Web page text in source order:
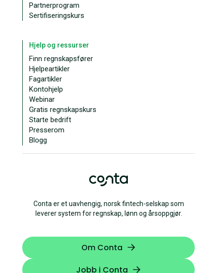
Conta er et uavhengig, norsk fintech-selskap som
leverer system for regnskap, lønn og årsoppgjør.
Om Conta
Jobb i Conta
Partnerprogram
Sertifiseringskurs
Hjelp og ressurser
Finn regnskapsfører
Hjelpeartikler
Fagartikler
Kontohjelp
Webinar
Gratis regnskapskurs
Starte bedrift
Presserom
Blogg